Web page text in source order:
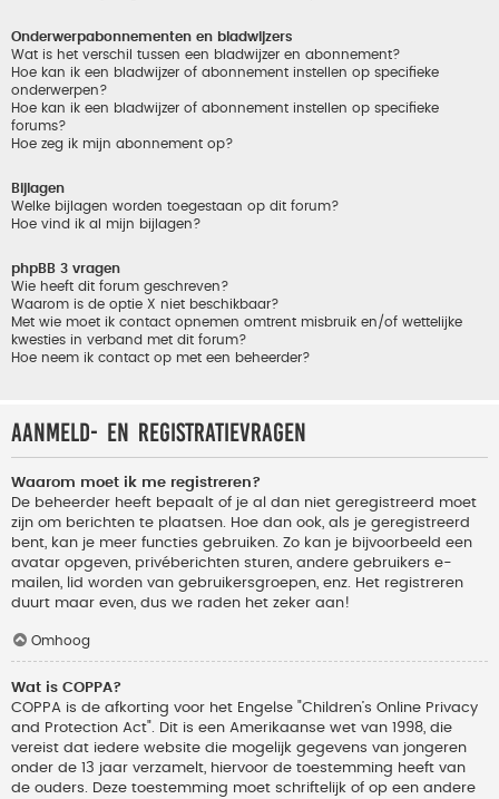
Onderwerpabonnementen en bladwijzers
Wat is het verschil tussen een bladwijzer en abonnement?
Hoe kan ik een bladwijzer of abonnement instellen op specifieke
onderwerpen?
Hoe kan ik een bladwijzer of abonnement instellen op specifieke
forums?
Hoe zeg ik mijn abonnement op?
Bijlagen
Welke bijlagen worden toegestaan op dit forum?
Hoe vind ik al mijn bijlagen?
phpBB 3 vragen
Wie heeft dit forum geschreven?
Waarom is de optie X niet beschikbaar?
Met wie moet ik contact opnemen omtrent misbruik en/of wettelijke
kwesties in verband met dit forum?
Hoe neem ik contact op met een beheerder?
Aanmeld- en registratievragen
Waarom moet ik me registreren?
De beheerder heeft bepaalt of je al dan niet geregistreerd moet
zijn om berichten te plaatsen. Hoe dan ook, als je geregistreerd
bent, kan je meer functies gebruiken. Zo kan je bijvoorbeeld een
avatar opgeven, privéberichten sturen, andere gebruikers e-
mailen, lid worden van gebruikersgroepen, enz. Het registreren
duurt maar even, dus we raden het zeker aan!
Omhoog
Wat is COPPA?
COPPA is de afkorting voor het Engelse "Children’s Online Privacy
and Protection Act". Dit is een Amerikaanse wet van 1998, die
vereist dat iedere website die mogelijk gegevens van jongeren
onder de 13 jaar verzamelt, hiervoor de toestemming heeft van
de ouders. Deze toestemming moet schriftelijk of op een andere